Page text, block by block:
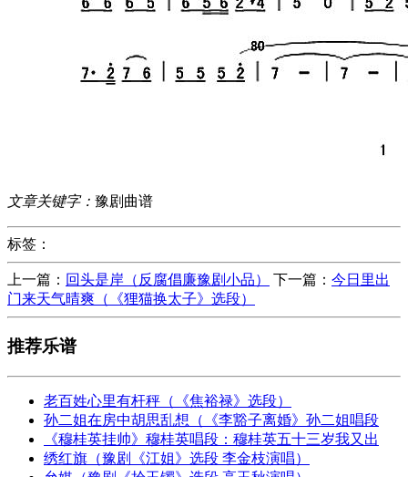
文章关键字： 豫剧曲谱
标签：
上一篇： 回头是岸（反腐倡廉豫剧小品） 下一篇： 今日里出
门来天气晴爽（《狸猫换太子》选段）
推荐乐谱
老百姓心里有杆秤（《焦裕禄》选段）
孙二姐在房中胡思乱想（《李豁子离婚》孙二姐唱段
《穆桂英挂帅》穆桂英唱段：穆桂英五十三岁我又出
绣红旗（豫剧《江姐》选段 李金枝演唱）